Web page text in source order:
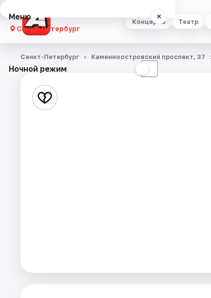
Концерты Театр
Меню ×
Санкт-Петербург
Концерты
Стендап
Ночной режим ☾
Санкт-Петербург Каменноостровский проспект, 37